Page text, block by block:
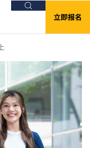
搜索
立即报名